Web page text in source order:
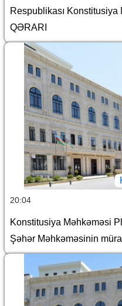
Respublikası
QƏRARI
20:04
Konstitusiya Məhkəməsi
Şəhər Məhkəməsinin